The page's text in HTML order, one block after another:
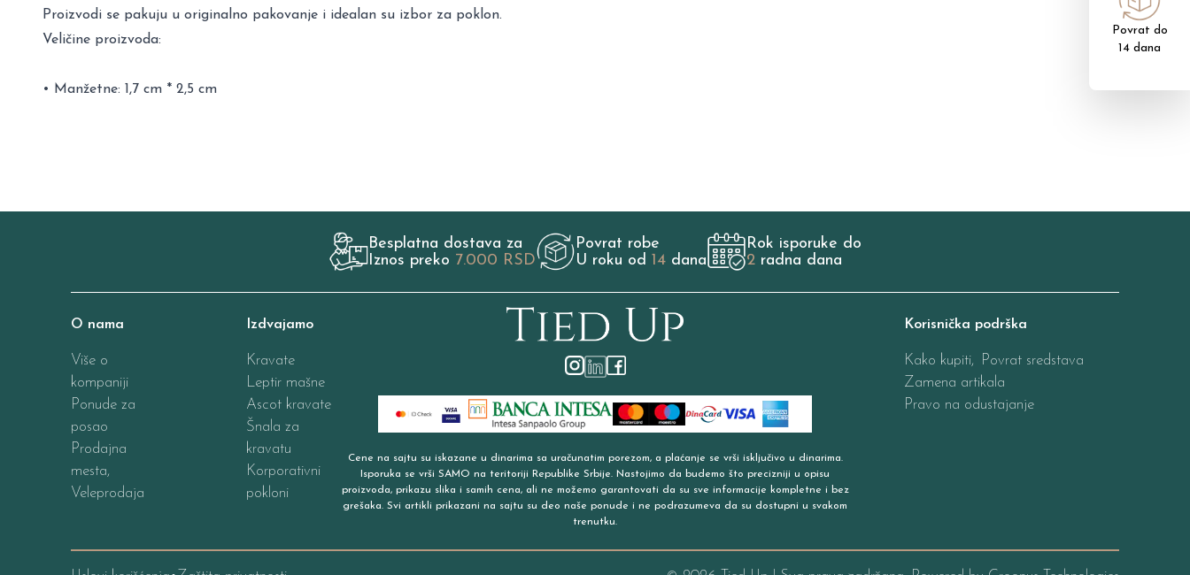
Proizvodi se pakuju u originalno pakovanje i idealan su izbor za poklon.
Veličine proizvoda:
• Manžetne: 1,7 cm * 2,5 cm
Povrat do
14 dana
Besplatna dostava za
Iznos preko 7.000 RSD
Povrat robe
U roku od 14 dana
Rok isporuke do
2 radna dana
O nama
Više o
kompaniji
Ponude za
posao
Prodajna
mesta,
Veleprodaja
Izdvajamo
Kravate
Leptir mašne
Ascot kravate
Šnala za
kravatu
Korporativni
pokloni
Cene na sajtu su iskazane u dinarima sa uračunatim porezom, a plaćanje se vrši isključivo u dinarima.
Isporuka se vrši SAMO na teritoriji Republike Srbije. Nastojimo da budemo što precizniji u opisu
proizvoda, prikazu slika i samih cena, ali ne možemo garantovati da su sve informacije kompletne i bez
grešaka. Svi artikli prikazani na sajtu su deo naše ponude i ne podrazumeva da su dostupni u svakom
trenutku.
Korisnička podrška
Kako kupiti, Povrat sredstava
Zamena artikala
Pravo na odustajanje